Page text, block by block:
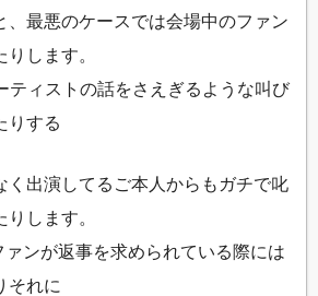
、最悪のケースでは会場中のファン
します。
ティストの話をさえぎるような叫び
りする
く出演してるご本人からもガチで叱
します。
ンが返事を求められている際には
それに